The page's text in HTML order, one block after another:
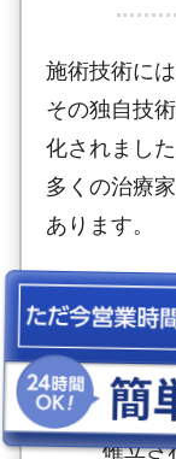
施術技術に
その独自技
化されました
多くの治療
あります。
現在も
全国の
確か
確立さ